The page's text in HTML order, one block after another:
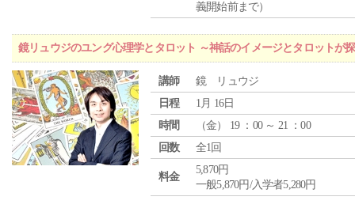
義開始前まで）
鏡リュウジのユング心理学とタロット ～神話のイメージとタロットが
講師
鏡 リュウジ
日程
1月 16日
時間
（金） 19 ：00 ～ 21 ：00
回数
全1回
料金
5,870円
一般5,870円/入学者5,280円